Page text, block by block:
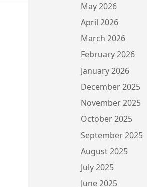
May 2026
April 2026
March 2026
February 2026
January 2026
December 2025
November 2025
October 2025
September 2025
August 2025
July 2025
June 2025